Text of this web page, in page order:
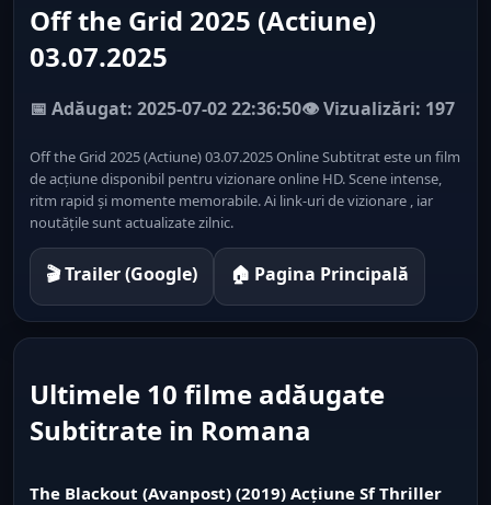
Off the Grid 2025 (Actiune)
03.07.2025
📅 Adăugat: 2025-07-02 22:36:50👁️ Vizualizări: 197
Off the Grid 2025 (Actiune) 03.07.2025 Online Subtitrat este un film
de acțiune disponibil pentru vizionare online HD. Scene intense,
ritm rapid și momente memorabile. Ai link-uri de vizionare , iar
noutățile sunt actualizate zilnic.
🎬 Trailer (Google) 🏠 Pagina Principală
Ultimele 10 filme adăugate
Subtitrate in Romana
The Blackout (Avanpost) (2019) Acțiune Sf Thriller